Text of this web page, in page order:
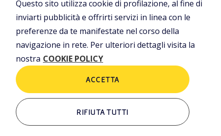
Viale Alcide de Gasperi, 2, 20097 San Donato Milanese (MI)
Capitale sociale deliberato il 15/09/2023
€ 101.755.495,30 i.v.
C. Fiscale e numero d’iscrizione Registro Imprese di Milano-
Monza-Brianza-Lodi n.
09702540155
ALTRI LINK
Chi siamo Contatti
Questo sito utilizza cookie di profilazione, al fine di
inviarti pubblicità e offrirti servizi in linea con le
preferenze da te manifestate nel corso della
navigazione in rete. Per ulteriori dettagli visita la
nostra COOKIE POLICY
RIFIUTA TUTTI
ACCETTA